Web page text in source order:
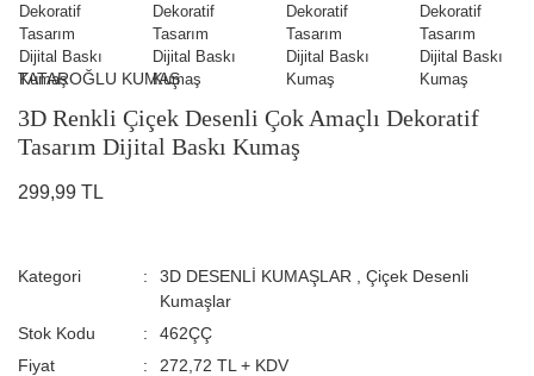
TATAROĞLU KUMAŞ
3D Renkli Çiçek Desenli Çok Amaçlı Dekoratif
Tasarım Dijital Baskı Kumaş
299,99 TL
Kategori 3D DESENLİ KUMAŞLAR
Çiçek Desenli
Kumaşlar
Stok Kodu
462ÇÇ
Fiyat
272,72 TL + KDV